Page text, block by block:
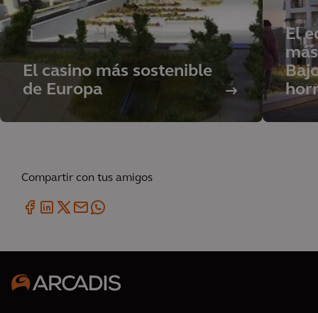
El casino más sostenible
de Europa
El
Compartir con tus amigos